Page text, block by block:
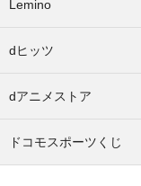
Lemino
dヒッツ
dアニメストア
ドコモスポーツくじ